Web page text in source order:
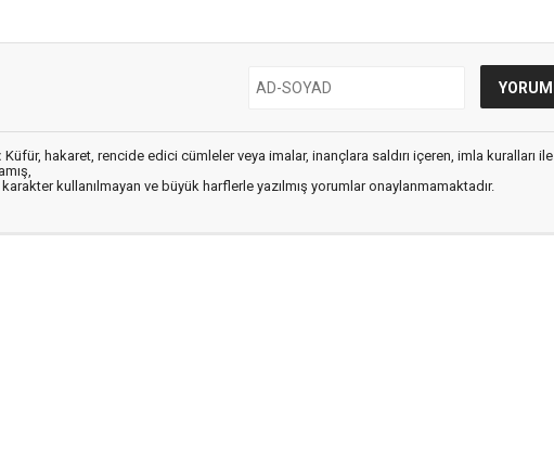
Küfür, hakaret, rencide edici cümleler veya imalar, inançlara saldırı içeren, imla kuralları ile
kullanılmayan ve büyük harflerle yazılmış yorumlar onaylanmamaktadır.